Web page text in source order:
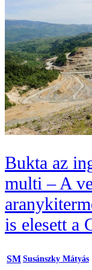
Bukta az
multi – A
is elesett a
SM Susánszky Mátyás